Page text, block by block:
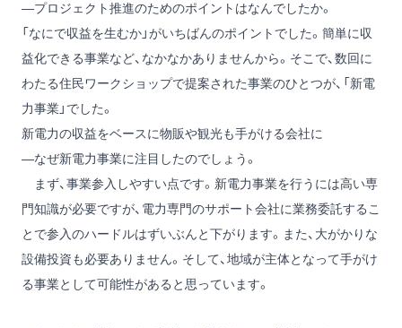
―プロジェクト推進のためのポイントはなんでしたか。
「なにで収益を生むか」がいちばんのポイントでした。簡単に収
益化できる事業など、なかなかありませんから。そこで、数回に
わたる住民ワークショップで提案された事業のひとつが、「新電
力事業」でした。
新電力の収益をベースに物販や観光も手がける会社に
―なぜ新電力事業に注目したのでしょう。
まず、事業参入しやすい点です。新電力事業を行うには高い専
門知識が必要ですが、電力専門のサポート会社に業務委託するこ
とで参入のハードルはずいぶんと下がります。また、大がかりな
設備投資も必要ありません。そして、地域が主体となって手がけ
る事業として可能性があると思っています。